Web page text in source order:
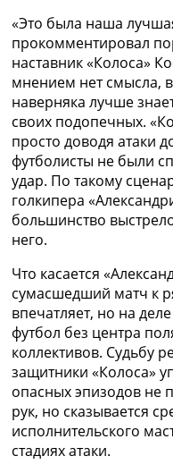
«Это была наша
прокомментировал
наставник «Колоса»
мнением нет смысла,
наверняка лучше
своих подопечных.
просто доводя атаки
футболисты не были
удар. По такому
голкипера
большинство
него.
Что касается
сумасшедший матч к
впечатляет, но на
футбол без центра
коллективов. Судьбу
защитники «Колоса»
опасных эпизодов не
рук, но сказывается
исполнительского
стадиях атаки.